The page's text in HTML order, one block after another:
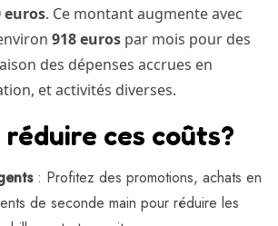
euros. Ce montant augmente avec
918 euros par mois pour des
des dépenses accrues en
et activités diverses.
réduire ces coûts?
: Profitez des promotions, achats en
de seconde main pour réduire les